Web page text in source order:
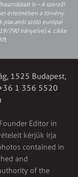
is – A szerzői
értelmében a törvény
piacairól szóló európai
790 Irányelve) 4. cikke
1525 Budapest,
1 356 5520
Editor in
kérjük írja
contained in
and
of the